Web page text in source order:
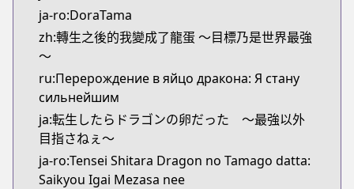
ja-ro:DoraTama
zh:轉生之後的我變成了龍蛋 ～目標乃是世界最強
～
ru:Перерождение в яйцо дракона: Я стану
сильнейшим
ja:転生したらドラゴンの卵だった ～最強以外
目指さねぇ～
ja-ro:Tensei Shitara Dragon no Tamago datta:
Saikyou Igai Mezasa nee